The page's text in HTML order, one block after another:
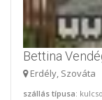
Bettina
Erdély, Szováta
szállás típusa: